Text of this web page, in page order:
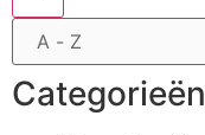
Categorieën